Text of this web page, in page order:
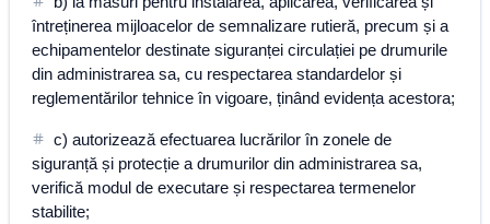
întreținerea mijloacelor de semnalizare rutieră, precum și a
echipamentelor destinate siguranței circulației pe drumurile
din administrarea sa, cu respectarea standardelor și
reglementărilor tehnice în vigoare, ținând evidența acestora;
c) autorizează efectuarea lucrărilor în zonele de
siguranță și protecție a drumurilor din administrarea sa,
verifică modul de executare și respectarea termenelor
stabilite;